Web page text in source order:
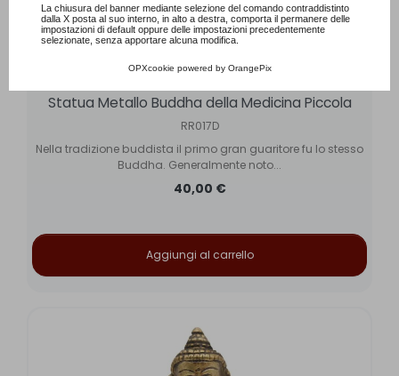
Consulta l'informativa cookie completa.
La chiusura del banner mediante selezione del comando contraddistinto
dalla X posta al suo interno, in alto a destra, comporta il permanere delle
impostazioni di default oppure delle impostazioni precedentemente
selezionate, senza apportare alcuna modifica.
OPXcookie powered by OrangePix
Statua Metallo Buddha della Medicina Piccola
RR017D
Nella tradizione buddista il primo gran guaritore fu lo stesso
Buddha. Generalmente noto...
40,00 €
Aggiungi al carrello